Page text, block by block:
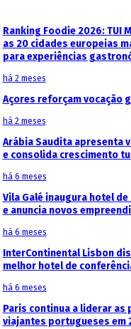
Ranking Foodie 2026: TUI
as 20 cidades europeias
para experiências
há 2 meses
Açores reforçam vocação
há 2 meses
Arábia Saudita apresenta
e consolida crescimento
há 6 meses
Vila Galé inaugura hotel de
e anuncia novos
há 6 meses
InterContinental Lisbon
melhor hotel de
há 6 meses
Paris continua a liderar as
viajantes portugueses em